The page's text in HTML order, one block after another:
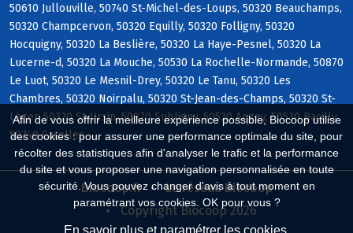
Afin de vous offrir la meilleure expérience possible, Biocoop utilise
des cookies : pour assurer une performance optimale du site, pour
récolter des statistiques afin d'analyser le trafic et la performance
du site et vous proposer une navigation personnalisée en toute
sécurité. Vous pouvez changer d'avis à tout moment en
paramétrant vos cookies. OK pour vous ?
En savoir plus et paramétrer les cookies
50610 Jullouville, 50740 St-Michel-des-Loups, 50320 Beauchamps,
50320 Champcervon, 50320 Equilly, 50320 Folligny, 50320
Hocquigny, 50320 La Beslière, 50320 La Haye-Pesnel, 50320 La
Lucerne-d, 50320 La Mouche, 50530 La Rochelle-Normande, 50870
Le Luot, 50320 Le Mesnil-Drey, 50320 Le Tanu, 50320 Les
Chambres, 50320 Noirpalu, 50320 St-Jean-des-Champs, 50320 St-
Léger, 50320 St-Ursin, 50870 Subligny, 50530 Angey, 50530 Bacilly,
50740 Carolles
Biocoop.fr
Le réseau Biocoop
Copyright Biocoop 2026